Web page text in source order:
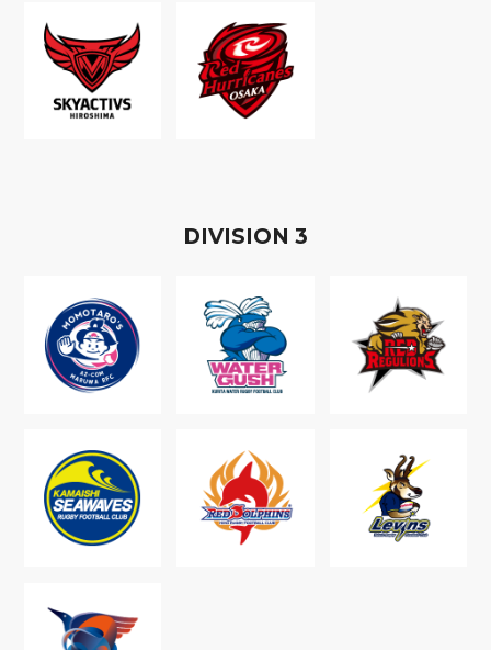
DIVISION 3